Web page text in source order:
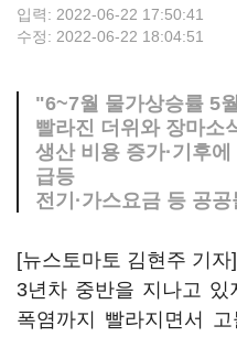
입력: 2022-06-22 17:50:41
수정: 2022-06-22 18:04:51
"6~7월 물가상승률 5
빨라진 더위와 장마소
생산 비용 증가·기후
급등
전기·가스요금 등 공
[뉴스토마토 김현주 기
3년차 중반을 지나고 있
폭염까지 빨라지면서